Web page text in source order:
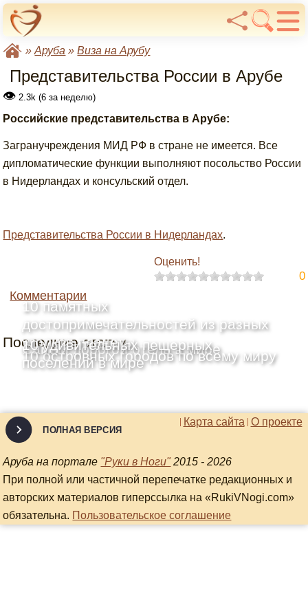
»Аруба »Виза на Арубу
Представительства России в Арубе
👁 2.3k (6 за неделю)
Российские представительства в Арубе:
Загранучреждения МИД РФ в стране не имеется. Все
дипломатические функции выполняют посольство России
в Нидерландах и консульский отдел.
Представительства России в Нидерландах.
Оценить!
0
Комментарии
Последние статьи
10 памятных
достопримечательностей из разных
уголков планеты
Самый дорогой отель в мире
10 островных городов по всему миру
10 удивительных пещерных
поселений в мире
О проекте
Карта сайта
ПОЛНАЯ ВЕРСИЯ
Аруба на портале "Руки в Ноги" 2015 - 2026
При полной или частичной перепечатке редакционных и
авторских материалов гиперссылка на «RukiVNogi.com»
обязательна. Пользовательское соглашение